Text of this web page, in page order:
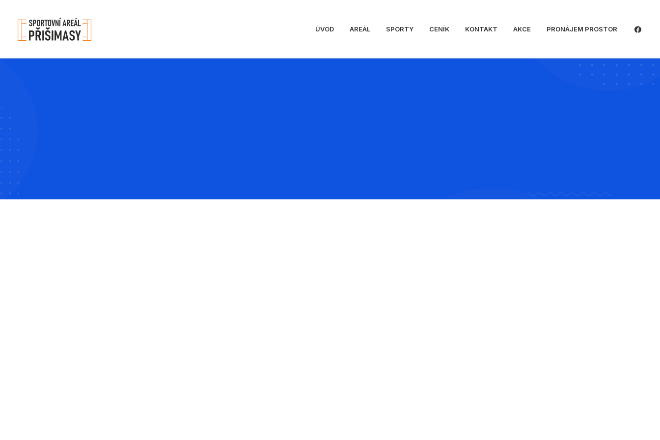
ÚVOD AREÁL SPORTY CENÍK KONTAKT AKCE PRONÁJEM PROSTOR